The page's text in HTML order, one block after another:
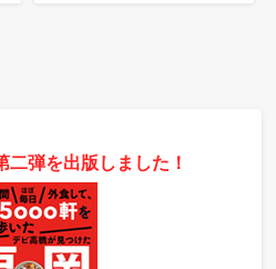
弾を出版しました！